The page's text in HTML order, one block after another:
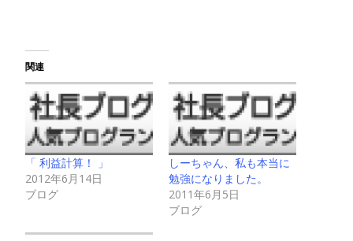
関連
「 利益計算！ 」
2012年6月14日
ブログ
しーちゃん、私も本当に
勉強になりました。
2011年6月5日
ブログ